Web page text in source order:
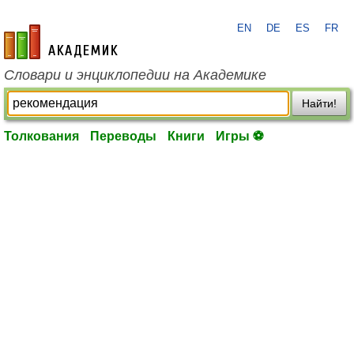
academic.ru
EN DE ES FR
Словари и энциклопедии на Академике
Найти!
Толкования Переводы Книги Игры ⚽